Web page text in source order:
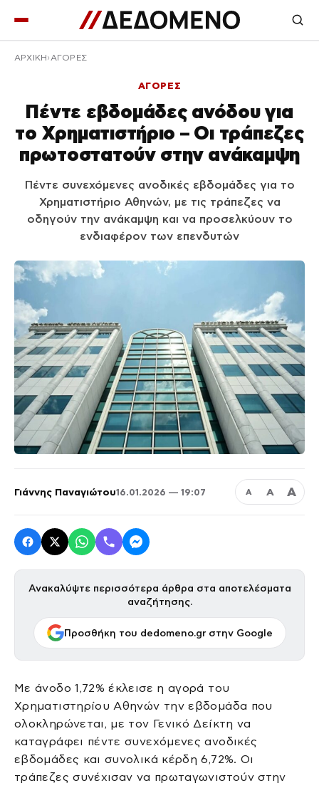
ΑΡΧΙΚΉ ΑΓΟΡΕΣ
ΑΓΟΡΕΣ
Πέντε εβδομάδες ανόδου για
το Χρηματιστήριο – Οι τράπεζες
πρωτοστατούν στην ανάκαμψη
Πέντε συνεχόμενες ανοδικές εβδομάδες για το
Χρηματιστήριο Αθηνών, με τις τράπεζες να
οδηγούν την ανάκαμψη και να προσελκύουν το
ενδιαφέρον των επενδυτών
Γιάννης Παναγιώτου16.01.2026 — 19:07 Α Α Α
Ανακαλύψτε περισσότερα άρθρα στα αποτελέσματα
αναζήτησης.
Προσθήκη του dedomeno.gr στην Google
Με άνοδο 1,72% έκλεισε η αγορά του
Χρηματιστηρίου Αθηνών την εβδομάδα που
ολοκληρώνεται, με τον Γενικό Δείκτη να
καταγράφει πέντε συνεχόμενες ανοδικές
εβδομάδες και συνολικά κέρδη 6,72%. Οι
τράπεζες συνέχισαν να πρωταγωνιστούν στην